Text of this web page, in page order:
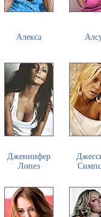
Алекса
Дженнифер
Лопез